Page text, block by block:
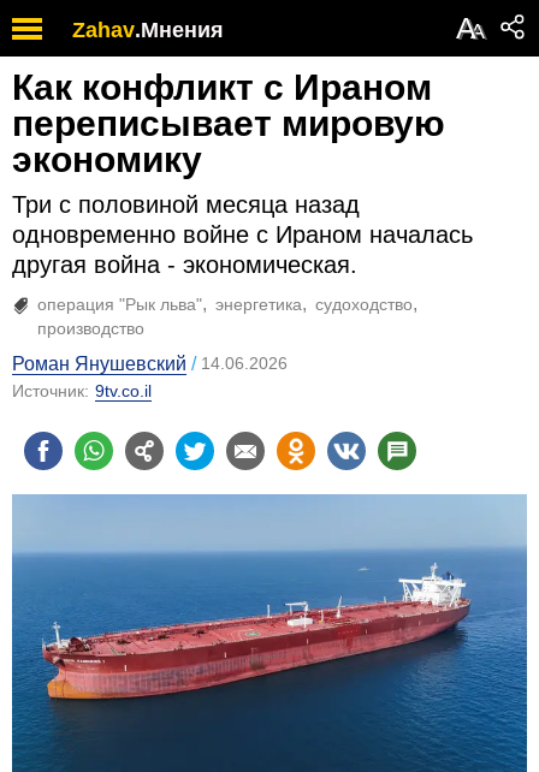
Zahav.Мнения АА
Как конфликт с Ираном
переписывает мировую
экономику
Три с половиной месяца назад
одновременно войне с Ираном началась
другая война - экономическая.
операция "Рык льва" энергетика
судоходство
производство
Роман Янушевский
14.06.2026
Источник: 9tv.co.il